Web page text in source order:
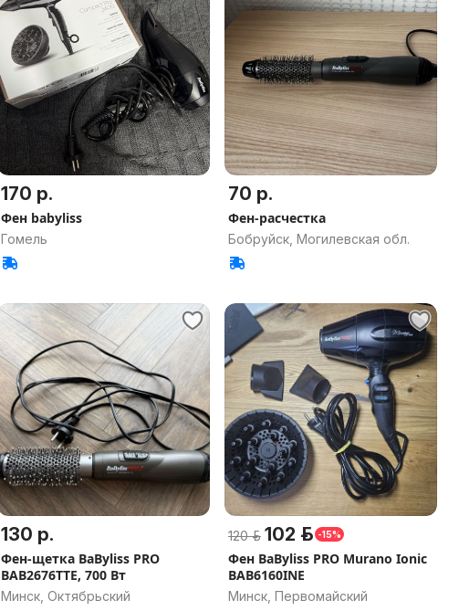
170 р.
Фен babyliss
Гомель
70 р.
Фен-расчестка
Бобруйск, Могилевская обл.
130 р.
Фен-щетка BaByliss PRO
BAB2676TTE, 700 Вт
Минск, Октябрьский
120 р. 102 р. -15%
Фен BaByliss PRO Murano Ionic
BAB6160INE
Минск, Первомайский